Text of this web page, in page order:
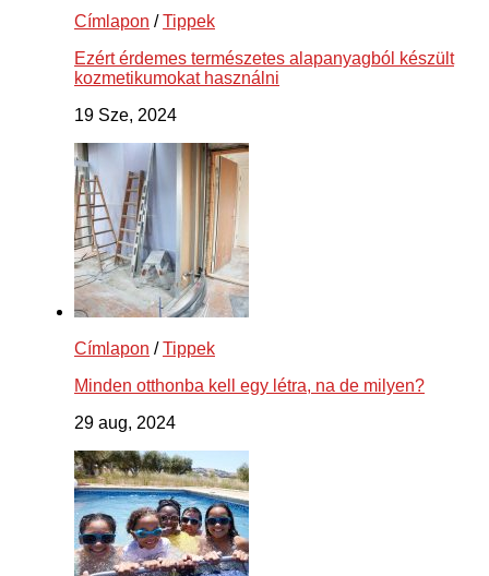
Címlapon /Tippek
Ezért érdemes természetes alapanyagból készült
kozmetikumokat használni
19 Sze, 2024
Címlapon /Tippek
Minden otthonba kell egy létra, na de milyen?
29 aug, 2024